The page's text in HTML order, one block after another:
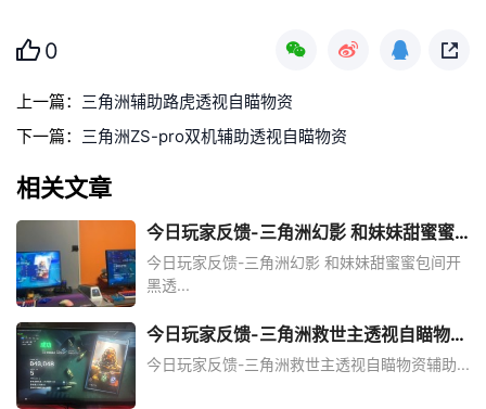
0
上一篇： 三角洲辅助路虎透视自瞄物资
下一篇： 三角洲ZS-pro双机辅助透视自瞄物资
相关文章
今日玩家反馈-三角洲幻影 和妹妹甜蜜蜜
包间开黑透
今日玩家反馈-三角洲幻影 和妹妹甜蜜蜜包间开
黑透...
今日玩家反馈-三角洲救世主透视自瞄物资
辅助
今日玩家反馈-三角洲救世主透视自瞄物资辅助...